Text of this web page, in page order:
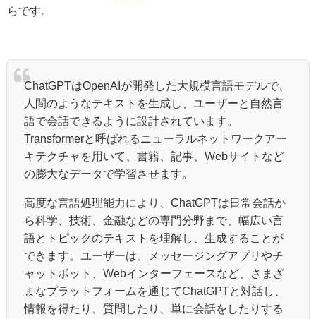
らです。
ChatGPTはOpenAIが開発した大規模言語モデルで、
人間のようなテキストを生成し、ユーザーと自然言
語で会話できるように設計されています。
Transformerと呼ばれるニューラルネットワークアー
キテクチャを用いて、書籍、記事、Webサイトなど
の膨大なデータで学習させます。
高度な言語処理能力により、ChatGPTは日常会話か
ら科学、技術、金融などの専門分野まで、幅広い言
語とトピックのテキストを理解し、生成することが
できます。ユーザーは、メッセージングアプリやチ
ャットボット、Webインターフェースなど、さまざ
まなプラットフォームを通じてChatGPTと対話し、
情報を得たり、質問したり、単に会話をしたりする